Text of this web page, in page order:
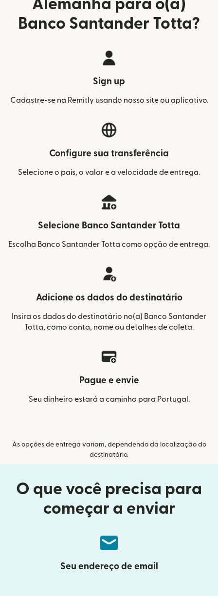
Alemanha para o(a)
Banco Santander Totta?
Sign up
Cadastre-se na Remitly usando nosso site ou aplicativo.
Configure sua transferência
Selecione o país, o valor e a velocidade de entrega.
Selecione Banco Santander Totta
Escolha Banco Santander Totta como opção de entrega.
Adicione os dados do destinatário
Insira os dados do destinatário no(a) Banco Santander
Totta, como conta, nome ou detalhes de coleta.
Pague e envie
Seu dinheiro estará a caminho para Portugal.
As opções de entrega variam, dependendo da localização do
destinatário.
O que você precisa para
começar a enviar
Seu endereço de email